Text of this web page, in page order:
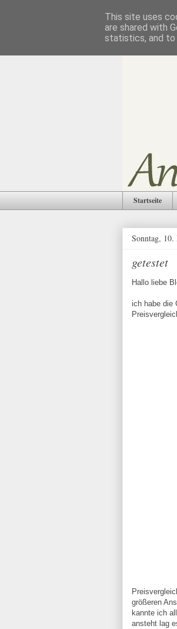
Startseite
Sonntag, 10.
getestet
Hallo liebe
ich habe die
größeren
kannte ich
ansteht lag
This site uses
are shared with
statistics, and to